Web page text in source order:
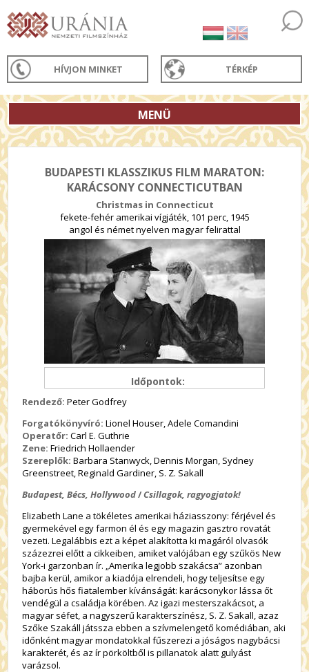
HÍVJON MINKET TÉRKÉP
MENÜ
BUDAPESTI KLASSZIKUS FILM MARATON:
KARÁCSONY CONNECTICUTBAN
Christmas in Connecticut
fekete-fehér amerikai vígjáték, 101 perc, 1945
angol és német nyelven magyar felirattal
Időpontok:
Rendező: Peter Godfrey
Forgatókönyvíró: Lionel Houser, Adele Comandini
Operatőr: Carl E. Guthrie
Zene: Friedrich Hollaender
Szereplők: Barbara Stanwyck, Dennis Morgan, Sydney
Greenstreet, Reginald Gardiner, S. Z. Sakall
Budapest, Bécs, Hollywood/Csillagok, ragyogjatok!
Elizabeth Lane a tökéletes amerikai háziasszony: férjével és
gyermekével egy farmon él és egy magazin gasztro rovatát
vezeti. Legalábbis ezt a képet alakította ki magáról olvasók
százezrei előtt a cikkeiben, amiket valójában egy szűkös New
York-i garzonban ír. „Amerika legjobb szakácsa” azonban
bajba kerül, amikor a kiadója elrendeli, hogy teljesítse egy
háborús hős fiatalember kívánságát: karácsonykor lássa őt
vendégül a családja körében. Az igazi mesterszakácsot, a
magyar séfet, a nagyszerű karakterszínész, S. Z. Sakall, azaz
Szőke Szakáll játssza ebben a szívmelengető komédiában, aki
időnként magyar mondatokkal fűszerezi a jóságos nagybácsi
karakterét, és az ír pörköltből is pillanatok alatt gulyást
varázsol.